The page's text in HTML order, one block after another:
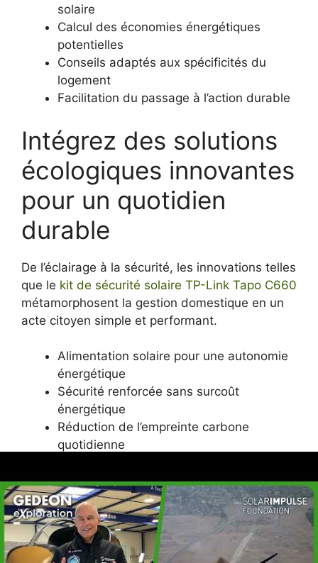
solaire
Calcul des économies énergétiques
potentielles
Conseils adaptés aux spécificités du
logement
Facilitation du passage à l’action durable
Intégrez des solutions
écologiques innovantes
pour un quotidien
durable
De l’éclairage à la sécurité, les innovations telles
que le kit de sécurité solaire TP-Link Tapo C660
métamorphosent la gestion domestique en un
acte citoyen simple et performant.
Alimentation solaire pour une autonomie
énergétique
Sécurité renforcée sans surcoût
énergétique
Réduction de l’empreinte carbone
quotidienne
Phases de projets solaires
domestiques : de la
conception à la réalisation